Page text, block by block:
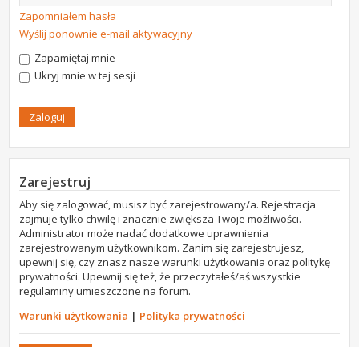
Zapomniałem hasła
Wyślij ponownie e-mail aktywacyjny
Zapamiętaj mnie
Ukryj mnie w tej sesji
Zarejestruj
Aby się zalogować, musisz być zarejestrowany/a. Rejestracja
zajmuje tylko chwilę i znacznie zwiększa Twoje możliwości.
Administrator może nadać dodatkowe uprawnienia
zarejestrowanym użytkownikom. Zanim się zarejestrujesz,
upewnij się, czy znasz nasze warunki użytkowania oraz politykę
prywatności. Upewnij się też, że przeczytałeś/aś wszystkie
regulaminy umieszczone na forum.
Warunki użytkowania | Polityka prywatności